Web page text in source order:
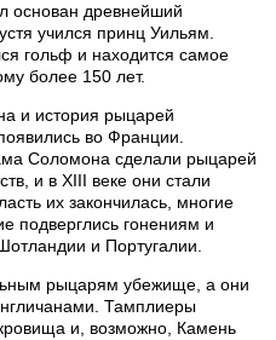
основан древнейший
учился принц Уильям.
гольф и находится самое
более 150 лет.
и история рыцарей
во Франции.
Соломона сделали рыцарей
и в XIII веке они стали
их закончилась, многие
подверглись гонениям и
и Португалии.
рыцарям убежище, а они
Тамплиеры
и, возможно, Камень